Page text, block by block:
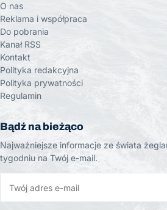
O nas
Reklama i współpraca
Do pobrania
Kanał RSS
Kontakt
Polityka redakcyjna
Polityka prywatności
Regulamin
Bądź na bieżąco
Najważniejsze informacje ze świata
tygodniu na Twój e-mail.